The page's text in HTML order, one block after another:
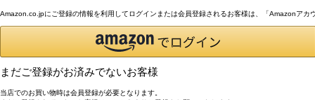
Amazon.co.jpにご登録の情報を利用してログインまたは会員登録されるお客様は、「Amazonアカ
まだご登録がお済みでないお客様
当店でのお買い物時は会員登録が必要となります。